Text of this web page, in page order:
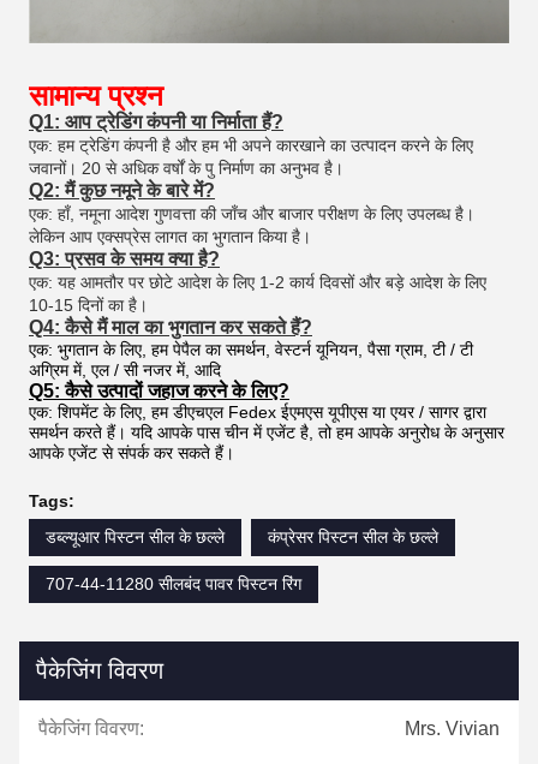
सामान्य प्रश्न
Q1: आप ट्रेडिंग कंपनी या निर्माता हैं?
एक: हम ट्रेडिंग कंपनी है और हम भी अपने कारखाने का उत्पादन करने के लिए
जवानों। 20 से अधिक वर्षों के पु निर्माण का अनुभव है।
Q2: मैं कुछ नमूने के बारे में?
एक: हाँ, नमूना आदेश गुणवत्ता की जाँच और बाजार परीक्षण के लिए उपलब्ध है।
लेकिन आप एक्सप्रेस लागत का भुगतान किया है।
Q3: प्रसव के समय क्या है?
एक: यह आमतौर पर छोटे आदेश के लिए 1-2 कार्य दिवसों और बड़े आदेश के लिए
10-15 दिनों का है।
Q4: कैसे मैं माल का भुगतान कर सकते हैं?
एक: भुगतान के लिए, हम पेपैल का समर्थन, वेस्टर्न यूनियन, पैसा ग्राम, टी / टी
अग्रिम में, एल / सी नजर में, आदि
Q5: कैसे उत्पादों जहाज करने के लिए?
एक: शिपमेंट के लिए, हम डीएचएल Fedex ईएमएस यूपीएस या एयर / सागर द्वारा
समर्थन करते हैं। यदि आपके पास चीन में एजेंट है, तो हम आपके अनुरोध के अनुसार
आपके एजेंट से संपर्क कर सकते हैं।
Tags:
डब्ल्यूआर पिस्टन सील के छल्ले
कंप्रेसर पिस्टन सील के छल्ले
707-44-11280 सीलबंद पावर पिस्टन रिंग
पैकेजिंग विवरण
पैकेजिंग विवरण: Mrs. Vivian